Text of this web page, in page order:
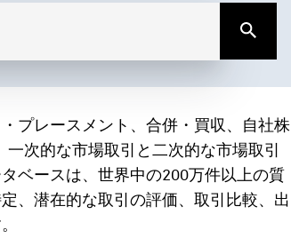
プレースメント、合併・買収、自社株
次的な市場取引と二次的な市場取引
ベースは、世界中の200万件以上の質
、潜在的な取引の評価、取引比較、出